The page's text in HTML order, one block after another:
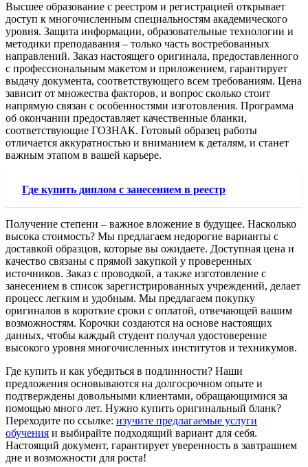
Высшее образование с реестром и регистрацией открывает
доступ к многочисленным специальностям академического
уровня. Защита информации, образовательные технологии и
методики преподавания – только часть востребованных
направлений. Заказ настоящего оригинала, предоставленного
с профессиональным макетом и приложением, гарантирует
выдачу документа, соответствующего всем требованиям. Цена
зависит от множества факторов, и вопрос сколько стоит
напрямую связан с особенностями изготовления. Программа
об окончании предоставляет качественные бланки,
соответствующие ГОЗНАК. Готовый образец работы
отличается аккуратностью и вниманием к деталям, и станет
важным этапом в вашей карьере.
Где купить диплом с занесением в реестр
Получение степени – важное вложение в будущее. Насколько
высока стоимость? Мы предлагаем недорогие варианты с
доставкой образцов, которые вы ожидаете. Доступная цена и
качество связаны с прямой закупкой у проверенных
источников. Заказ с проводкой, а также изготовление с
занесением в список зарегистрированных учреждений, делает
процесс легким и удобным. Мы предлагаем покупку
оригиналов в короткие сроки с оплатой, отвечающей вашим
возможностям. Корочки создаются на основе настоящих
данных, чтобы каждый студент получал удостоверение
высокого уровня многочисленных институтов и техникумов.
Где купить и как убедиться в подлинности? Наши
предложения основываются на долгосрочном опыте и
подтверждены довольными клиентами, обращающимися за
помощью много лет. Нужно купить оригинальный бланк?
Переходите по ссылке: изучите предлагаемые услуги
обучения и выбирайте подходящий вариант для себя.
Настоящий документ, гарантирует уверенность в завтрашнем
дне и возможности для роста!